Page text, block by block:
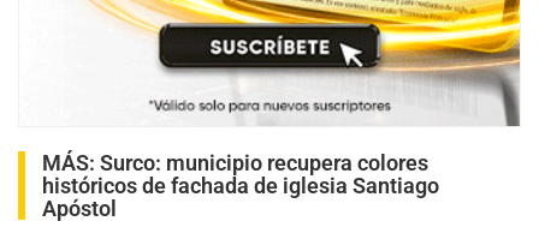
MÁS: Surco: municipio recupera colores
históricos de fachada de iglesia Santiago
Apóstol